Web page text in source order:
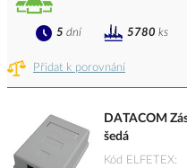
Přidat k porovnání
5 dní 5780 ks
DATACOM
šedá
Kód ELFETEX